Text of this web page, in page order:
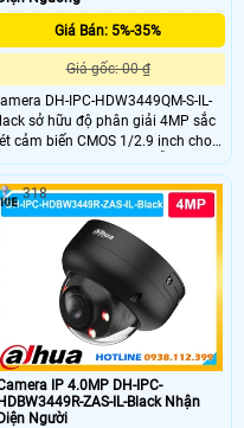
Giá Bán: 5%-35%
Giá gốc: 00 ₫
DH-IPC-HDW3449QM-S-IL-
sở hữu độ phân giải 4MP sắc
cảm biến CMOS 1/2.9 inch cho
ảnh rõ ràng cả ngày lẫn đêm
màu. Công nghệ WDR 120dB cân
sáng kết hợp đèn hồng ngoại
và ánh sáng ấm tầm xa 50m giúp
quan sát ổn định trong nhiều điều
thời tiết
IP 4.0MP DH-IPC-
ZAS-IL-Black Nhận
Người
318